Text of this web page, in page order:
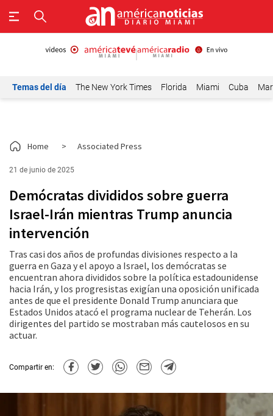
Temas del día The New York Times Florida Miami Cuba
Home > Associated Press
21 de junio de 2025
Demócratas divididos sobre guerra
Israel-Irán mientras Trump anuncia
intervención
Tras casi dos años de profundas divisiones respecto a la
guerra en Gaza y el apoyo a Israel, los demócratas se
encuentran ahora divididos sobre la política estadounidense
hacia Irán, y los progresistas exigían una oposición unificada
antes de que el presidente Donald Trump anunciara que
Estados Unidos atacó el programa nuclear de Teherán. Los
dirigentes del partido se mostraban más cautelosos en su
actuar.
Compartir en: